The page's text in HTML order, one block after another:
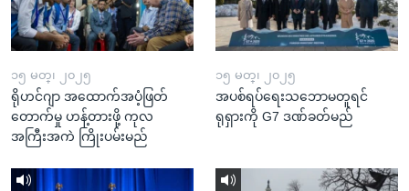
၁၅ မတ္၊ ၂၀၂၅
ရိုဟင်ဂျာ အထောက်အပံ့ဖြတ်
တောက်မှု ဟန့်တားဖို့ ကုလ
အကြီးအကဲ ကြိုးပမ်းမည်
၁၅ မတ္၊ ၂၀၂၅
အပစ်ရပ်ရေးသဘောမတူရင်
ရုရှားကို G7 ဒဏ်ခတ်မည်